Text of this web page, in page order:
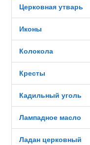
Церковная утварь
Иконы
Колокола
Кресты
Кадильный уголь
Лампадное масло
Ладан церковный